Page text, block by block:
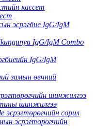
кассет
эсрэгбие IgG/IgM
IgG/IgM Combo
IgG/IgM
замын өвчний
шинжилгээ
шинжилгээ
эсрэгтөрөгчийн сорил
эсрэгтөрөгчийн